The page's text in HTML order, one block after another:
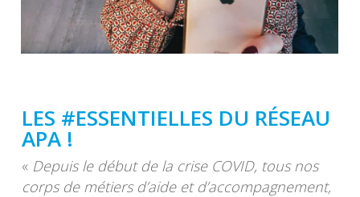
LES #ESSENTIELLES DU RÉSEAU
APA !
« Depuis le début de la crise COVID, tous nos
corps de métiers d’aide et d’accompagnement,